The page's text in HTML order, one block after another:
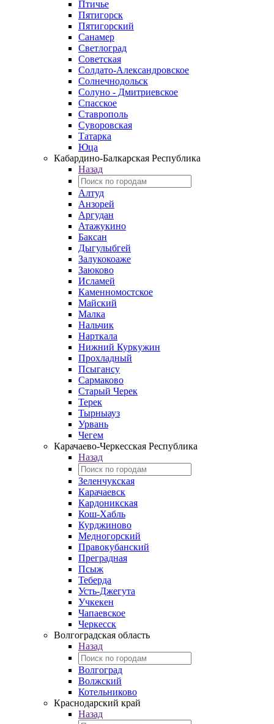
Птичье
Пятигорск
Пятигорский
Санамер
Светлоград
Советская
Солдато-Александровское
Солнечнодольск
Солуно - Дмитриевское
Спасское
Ставрополь
Суворовская
Татарка
Юца
Кабардино‑Балкарская Республика
Назад
Алтуд
Анзорей
Аргудан
Атажукино
Баксан
Дыгулыбгей
Залукокоаже
Заюково
Исламей
Каменномостское
Майский
Малка
Нальчик
Нарткала
Нижний Куркужин
Прохладный
Псыгансу
Сармаково
Старый Черек
Терек
Тырныауз
Урвань
Чегем
Карачаево-Черкесская Республика
Назад
Зеленчукская
Карачаевск
Кардоникская
Кош-Хабль
Курджиново
Медногорский
Правокубанский
Преградная
Псыж
Теберда
Усть-Джегута
Учкекен
Чапаевское
Черкесск
Волгоградская область
Назад
Волгоград
Волжский
Котельниково
Краснодарский край
Назад